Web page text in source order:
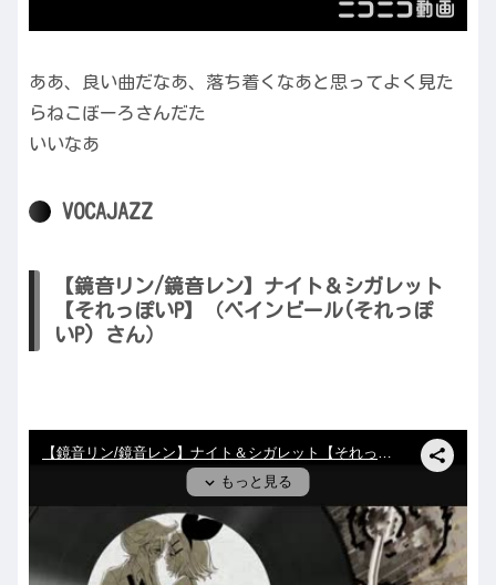
ああ、良い曲だなあ、落ち着くなあと思ってよく見た
らねこぼーろさんだた
いいなあ
VOCAJAZZ
【鏡音リン/鏡音レン】ナイト＆シガレット
【それっぽいP】（ベインビール(それっぽ
いP) さん）